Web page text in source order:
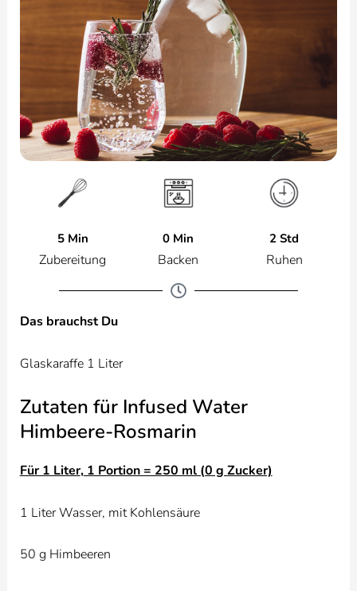
5 Min
Zubereitung
0 Min
Backen
2 Std
Ruhen
Das brauchst Du
Glaskaraffe 1 Liter
Zutaten für Infused Water
Himbeere-Rosmarin
Für 1 Liter,1 Portion = 250 ml (0 g Zucker)
1 Liter Wasser, mit Kohlensäure
50 g Himbeeren